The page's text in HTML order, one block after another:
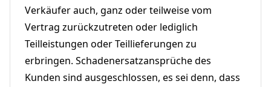
Verkäufer auch, ganz oder teilweise vom
Vertrag zurückzutreten oder lediglich
Teilleistungen oder Teillieferungen zu
erbringen. Schadenersatzansprüche des
Kunden sind ausgeschlossen, es sei denn, dass